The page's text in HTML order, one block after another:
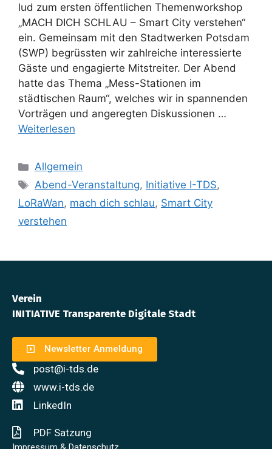
lud zum ersten öffentlichen Themenworkshop
„MACH DICH SCHLAU – Smart City verstehen“
ein. Gemeinsam mit den Stadtwerken Potsdam
(SWP) begrüssten wir zahlreiche interessierte
Gäste und engagierte Mitstreiter. Der Abend
hatte das Thema „Mess-Stationen im
städtischen Raum“, welches wir in spannenden
Vorträgen und angeregten Diskussionen …
Weiterlesen
Allgemein
Abend-Veranstaltung, Initiative I-TDS,
LoRaWan, mach dich schlau, Smart City
verstehen
Verein
INITIATIVE Transparente Digitale Stadt
Newsletter Anmeldung
post@i-tds.de
www.i-tds.de
LinkedIn
PDF Satzung